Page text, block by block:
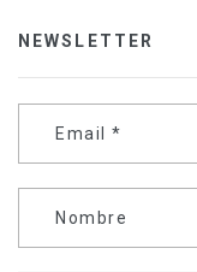
NEWSLETTER
Email *
Nombre